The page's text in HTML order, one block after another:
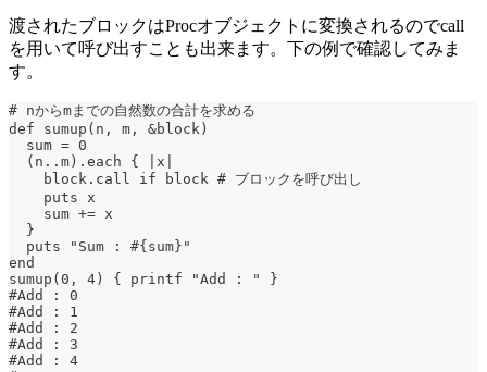
渡されたブロックはProcオブジェクトに変換されるのでcall
を用いて呼び出すことも出来ます。下の例で確認してみま
す。
# nからmまでの自然数の合計を求める
def sumup(n, m, &block)
  sum = 0
  (n..m).each { |x|
    block.call if block # ブロックを呼び出し
    puts x
    sum += x
  }
  puts "Sum : #{sum}"
end
sumup(0, 4) { printf "Add : " }
#Add : 0
#Add : 1
#Add : 2
#Add : 3
#Add : 4